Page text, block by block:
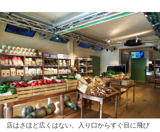
店はさほど広くはない。入り口からすぐ目に飛び